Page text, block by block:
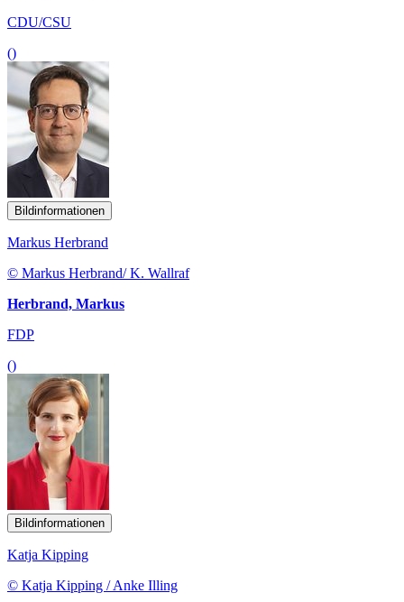
CDU/CSU
()
Bildinformationen
Markus Herbrand
© Markus Herbrand/ K. Wallraf
Herbrand, Markus
FDP
()
Bildinformationen
Katja Kipping
© Katja Kipping / Anke Illing